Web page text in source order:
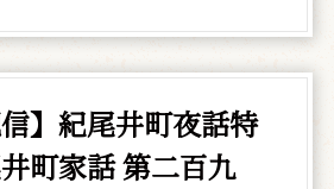
】紀尾井町夜話特
町家話 第二百九